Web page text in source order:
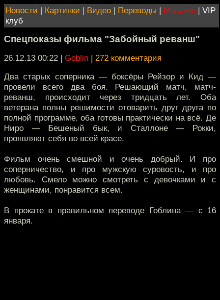
Новости | Картинки | Видео | Переводы | Магазин | VIP
клуб
Спецпоказы фильма "Забойный реванш"
26.12.13 00:22 | Goblin | 272 комментария
Два старых соперника — боксёры Рейзор и Кид —
провели всего два боя. Решающий матч, матч-
реванш, происходит через тридцать лет. Оба
ветерана полны решимости отоварить друг друга по
полной программе, оба готовы практически на всё. Де
Ниро — Бешеный бык, и Сталлоне — Рокки,
проявляют себя во всей красе.
Фильм очень смешной и очень добрый. И про
соперничество, и про мужскую суровость, и про
любовь. Смело можно смотреть с девочками и с
женщинами, понравится всем.
В прокате в правильном переводе Гоблина — с 16
января.